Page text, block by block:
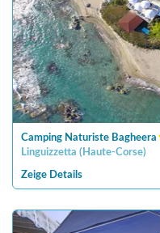
Camping Naturiste Bagheera
Linguizzetta ( Haute-Corse)
Zeige Details